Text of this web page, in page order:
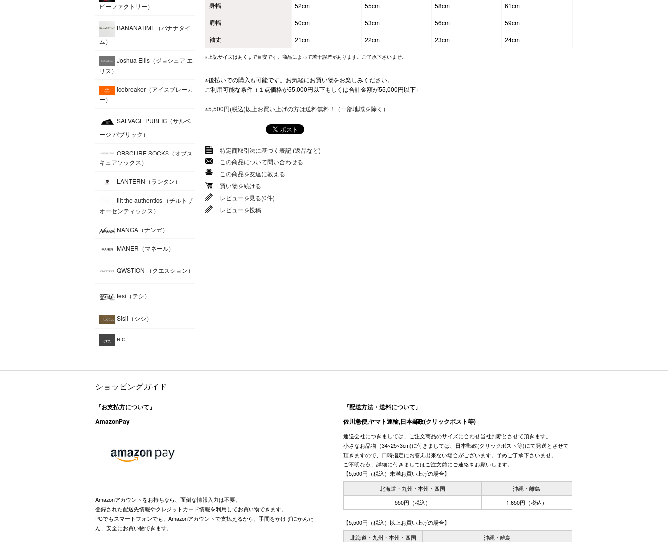
ビーファクトリー）
BANANATIME（バナナタイ
ム）
Joshua Ellis（ジョシュア エ
リス）
icebreaker（アイスブレーカ
ー）
SALVAGE PUBLIC（サルベ
ージ パブリック）
OBSCURE SOCKS（オブス
キュアソックス）
LANTERN（ランタン）
tilt the authentics （チルトザ
オーセンティックス）
NANGA（ナンガ）
MANER（マネール）
QWSTION （クエスション）
tesi（テシ）
Sisii（シシ）
etc
身幅
52cm 55cm 58cm
61cm
肩幅
50cm 53cm 56cm
59cm
袖丈
21cm 22cm 23cm 24cm
※上記サイズはあくまで目安です。商品によって若干誤差があります。ご了承下さいませ。
※後払いでの購入も可能です。お気軽にお買い物をお楽しみください。
ご利用可能な条件（１点価格が55,000円以下もしくは合計金額が55,000円以下）
※5,500円(税込)以上お買い上げの方は送料無料！（一部地域を除く）
特定商取引法に基づく表記 (返品など)
この商品について問い合わせる
この商品を友達に教える
買い物を続ける
レビューを見る(0件)
レビューを投稿
ショッピングガイド
『お支払方について』
AmazonPay
Amazonアカウントをお持ちなら、面倒な情報入力は不要。
登録された配送先情報やクレジットカード情報を利用してお買い物できます。
PCでもスマートフォンでも、Amazonアカウントで支払えるから、手間をかけずにかんた
ん、安全にお買い物できます。
『配送方法・送料について』
佐川急便,ヤマト運輸,日本郵政(クリックポスト等)
運送会社につきましては、ご注文商品のサイズに合わせ当社判断とさせて頂きます。
小さなお品物（34×25×3cm)に付きましては、日本郵政(クリックポスト等)にて発送とさせて
頂きますので、日時指定にお答え出来ない場合がございます。予めご了承下さいませ。
ご不明な点、詳細に付きましてはご注文前にご連絡をお願いします。
【5,500円（税込）未満お買い上げの場合】
北海道・九州・本州・四国
沖縄・離島
550円（税込）
1,650円（税込）
【5,500円（税込）以上お買い上げの場合】
北海道・九州・本州・四国
沖縄・離島